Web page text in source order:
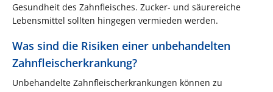
Gesundheit des Zahnfleisches. Zucker- und säurereiche
Lebensmittel sollten hingegen vermieden werden.
Was sind die Risiken einer unbehandelten
Zahnfleischerkrankung?
Unbehandelte Zahnfleischerkrankungen können zu